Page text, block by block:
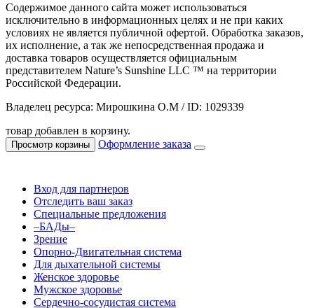
Содержимое данного сайта может использоваться
исключительно в информационных целях и не при каких
условиях не является публичной офертой. Обработка заказов,
их исполнение, а так же непосредственная продажа и
доставка товаров осуществляется официальным
представителем Nature’s Sunshine LLC ™ на территории
Российской Федерации.
Владелец ресурса: Мирошкина О.М / ID: 1029339
товар добавлен в корзину.
Просмотр корзины Оформление заказа
Вход для партнеров
Отследить ваш заказ
Специальные предложения
–БАДы–
Зрение
Опорно-Двигательная система
Для дыхательной системы
Женское здоровье
Мужское здоровье
Сердечно-сосудистая система